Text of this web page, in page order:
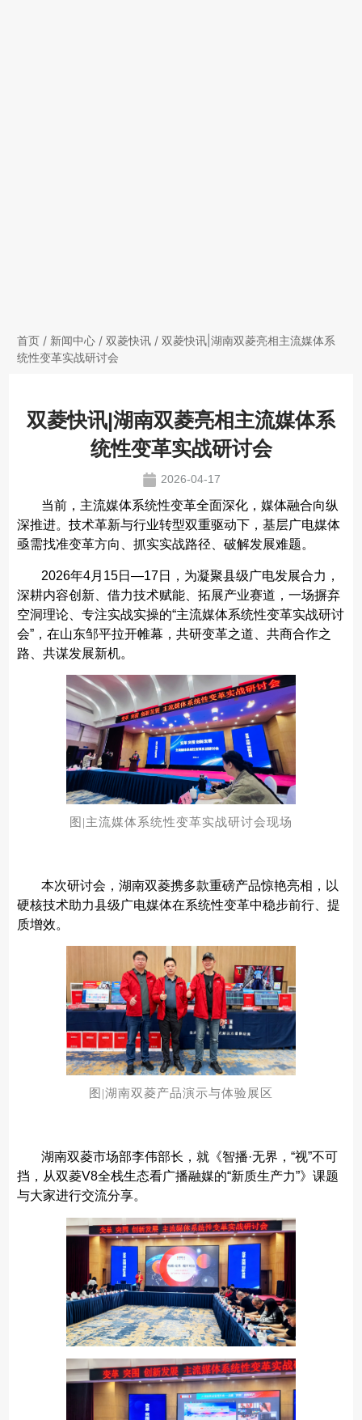
首页/ 新闻中心/ 双菱快讯/ 双菱快讯|湖南双菱亮相主流媒体系
统性变革实战研讨会
双菱快讯|湖南双菱亮相主流媒体系
统性变革实战研讨会
2026-04-17
当前，主流媒体系统性变革全面深化，媒体融合向纵
深推进。技术革新与行业转型双重驱动下，基层广电媒体
亟需找准变革方向、抓实实战路径、破解发展难题。
2026年4月15日—17日，为凝聚县级广电发展合力，
深耕内容创新、借力技术赋能、拓展产业赛道，一场摒弃
空洞理论、专注实战实操的“主流媒体系统性变革实战研讨
会”，在山东邹平拉开帷幕，共研变革之道、共商合作之
路、共谋发展新机。
图|主流媒体系统性变革实战研讨会现场
本次研讨会，湖南双菱携多款重磅产品惊艳亮相，以
硬核技术助力县级广电媒体在系统性变革中稳步前行、提
质增效。
图|湖南双菱产品演示与体验展区
湖南双菱市场部李伟部长，就《智播·无界，“视”不可
挡，从双菱V8全栈生态看广播融媒的“新质生产力”》课题
与大家进行交流分享。